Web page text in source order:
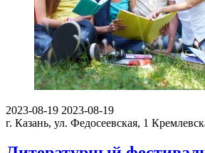
2023-08-19 2023-08-19
г. Казань, ул. Федосеевская, 1